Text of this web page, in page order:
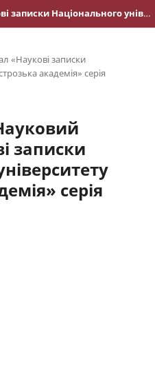
Науковий журнал «Наукові записки Національного університету «Острозька академія»: серія «Економіка»
«Наукові записки
академія» серія
записки
серія